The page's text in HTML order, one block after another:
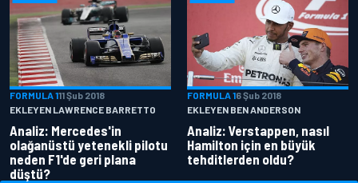
FORMULA 111 Şub 2018
EKLEYEN LAWRENCE BARRETTO
Analiz: Mercedes'in
olağanüstü yetenekli pilotu
neden F1'de geri plana
düştü?
FORMULA 16 Şub 2018
EKLEYEN BEN ANDERSON
Analiz: Verstappen, nasıl
Hamilton için en büyük
tehditlerden oldu?